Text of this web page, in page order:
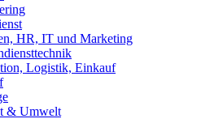
HR, IT und Marketing
Logistik, Einkauf
& Umwelt